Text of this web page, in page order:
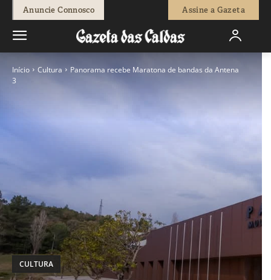
Anuncie Connosco Assine a Gazeta
Início Cultura
Panorama recebe Maratona de bandas da Antena
3
CULTURA